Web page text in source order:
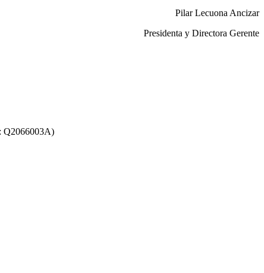
Pilar Lecuona Ancizar
Presidenta y Directora Gerente
Q2066003A)